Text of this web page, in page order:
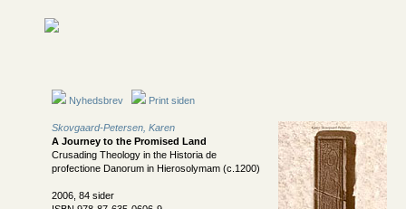
Nyhedsbrev Print siden
Skovgaard-Petersen, Karen
A Journey to the Promised Land
Crusading Theology in the Historia de
profectione Danorum in Hierosolymam (c.1200)
2006, 84 sider